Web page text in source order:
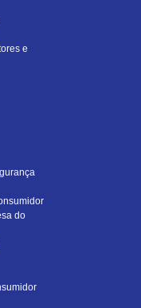
e
do